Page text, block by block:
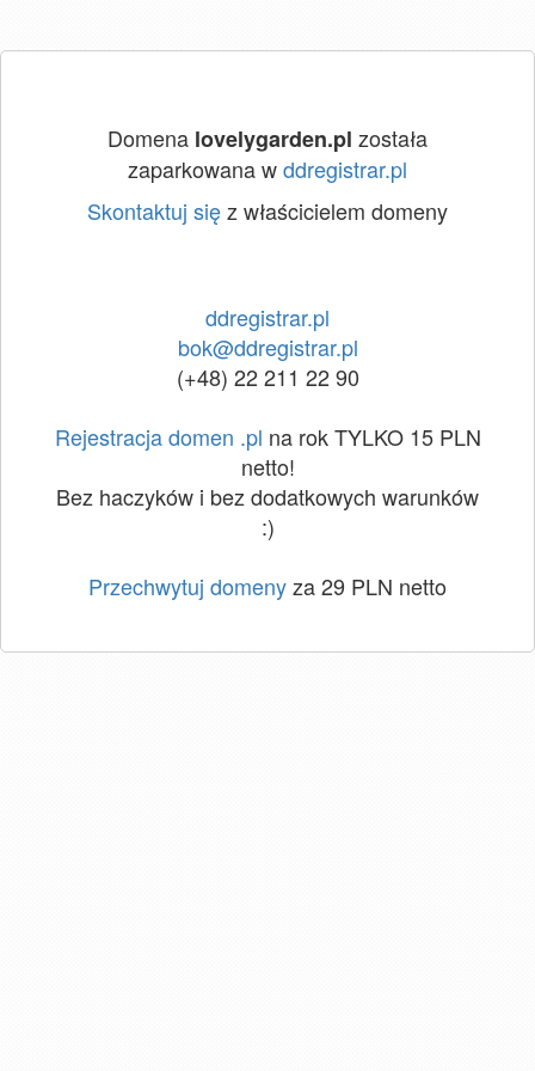
Domena lovelygarden.pl została
zaparkowana wddregistrar.pl
Skontaktuj sięz właścicielem domeny
ddregistrar.pl
bok@ddregistrar.pl
(+48) 22 211 22 90
Rejestracja domen .pl na rok TYLKO 15 PLN
netto!
Bez haczyków i bez dodatkowych warunków
:)
Przechwytuj domenyza 29 PLN netto